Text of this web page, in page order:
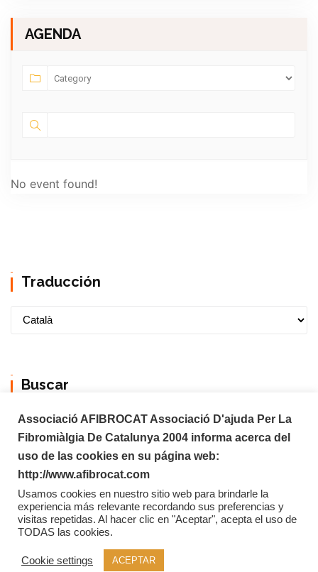
AGENDA
No event found!
Traducción
Buscar
Copyright © 2026 Afibrocat
Associació AFIBROCAT Associació D'ajuda Per La
Fibromiàlgia De Catalunya 2004 informa acerca del
uso de las cookies en su página web:
http://www.afibrocat.com
Usamos cookies en nuestro sitio web para brindarle la
experiencia más relevante recordando sus preferencias y
visitas repetidas. Al hacer clic en "Aceptar", acepta el uso de
TODAS las cookies.
Cookie settings ACEPTAR